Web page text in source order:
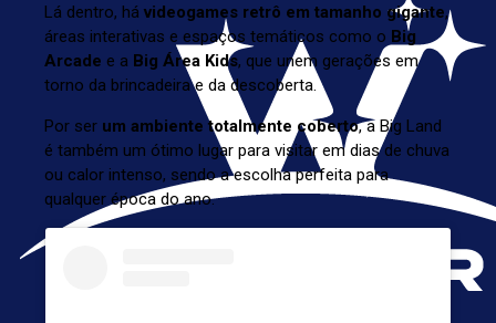
Lá dentro, há videogames retrô em tamanho gigante,
áreas interativas e espaços temáticos como o Big
Arcade e a Big Área Kids, que unem gerações em
torno da brincadeira e da descoberta.
Por ser um ambiente totalmente coberto, a Big Land
é também um ótimo lugar para visitar em dias de chuva
ou calor intenso, sendo a escolha perfeita para
qualquer época do ano.